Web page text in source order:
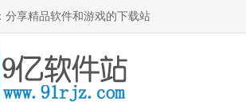
分享精品软件和游戏的下载站